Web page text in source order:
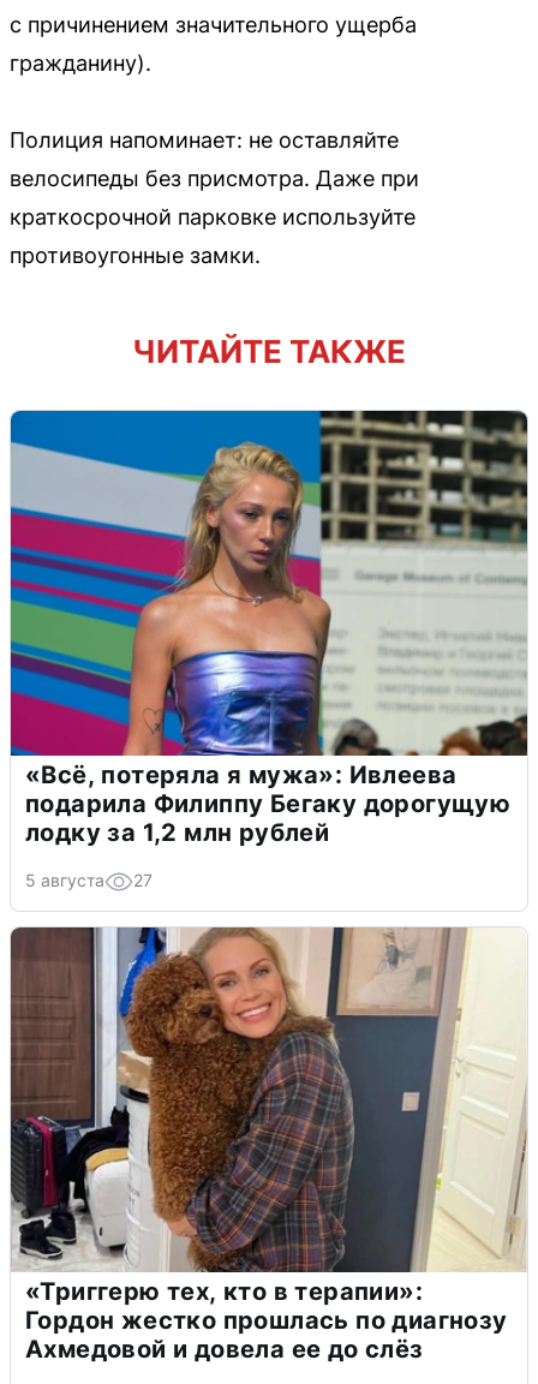
с причинением значительного ущерба
гражданину).
Полиция напоминает: не оставляйте
велосипеды без присмотра. Даже при
краткосрочной парковке используйте
противоугонные замки.
ЧИТАЙТЕ ТАКЖЕ
«Всё, потеряла я мужа»: Ивлеева
подарила Филиппу Бегаку дорогущую
лодку за 1,2 млн рублей
5 августа 27
«Триггерю тех, кто в терапии»:
Гордон жестко прошлась по диагнозу
Ахмедовой и довела ее до слёз